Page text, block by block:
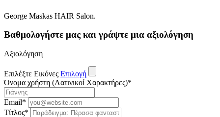
George Maskas HAIR Salon.
Βαθμολογήστε μας και γράψτε μια αξιολόγηση
Αξιολόγηση
Επιλέξτε Εικόνες Επιλογή
Όνομα χρήστη (Λατινικοί Χαρακτήρες)*
Email*
Τίτλος*